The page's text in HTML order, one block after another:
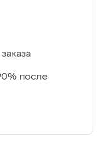
после